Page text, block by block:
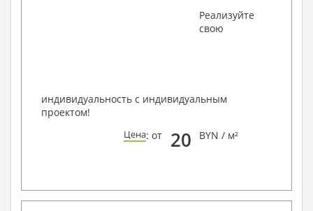
Получить профессиональную консультацию у
наших специалистов, Вы можете любым
Реализуйте
свою
индивидуальность с индивидуальным
проектом!
Цена: от 20 BYN / м²